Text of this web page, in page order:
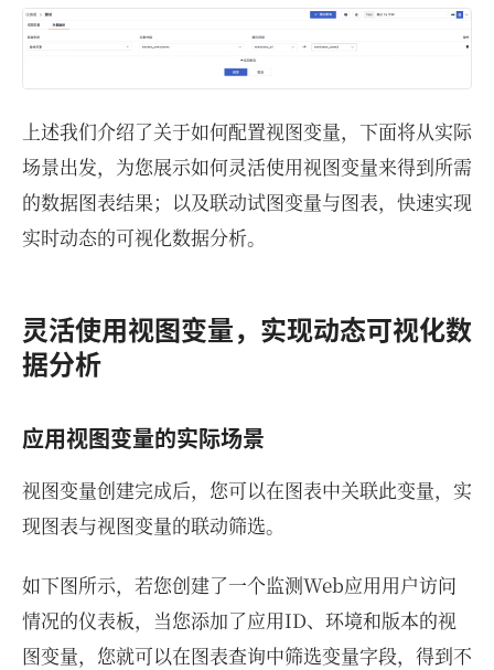
上述我们介绍了关于如何配置视图变量，下面将从实际
场景出发，为您展示如何灵活使用视图变量来得到所需
的数据图表结果；以及联动试图变量与图表，快速实现
实时动态的可视化数据分析。
灵活使用视图变量，实现动态可视化数
据分析
应用视图变量的实际场景
视图变量创建完成后，您可以在图表中关联此变量，实
现图表与视图变量的联动筛选。
如下图所示，若您创建了一个监测Web应用用户访问
情况的仪表板，当您添加了应用ID、环境和版本的视
图变量，您就可以在图表查询中筛选变量字段，得到不